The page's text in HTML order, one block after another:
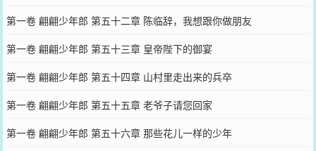
第一卷 翩翩少年郎 第五十二章 陈临辞，我想跟你做朋友
第一卷 翩翩少年郎 第五十三章 皇帝陛下的御宴
第一卷 翩翩少年郎 第五十四章 山村里走出来的兵卒
第一卷 翩翩少年郎 第五十五章 老爷子请您回家
第一卷 翩翩少年郎 第五十六章 那些花儿一样的少年